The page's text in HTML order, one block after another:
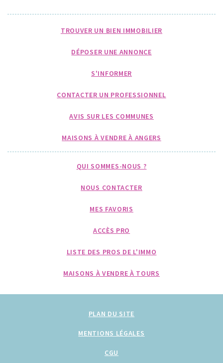
TROUVER UN BIEN IMMOBILIER
DÉPOSER UNE ANNONCE
S'INFORMER
CONTACTER UN PROFESSIONNEL
AVIS SUR LES COMMUNES
MAISONS À VENDRE À ANGERS
QUI SOMMES-NOUS ?
NOUS CONTACTER
MES FAVORIS
ACCÈS PRO
LISTE DES PROS DE L'IMMO
MAISONS À VENDRE À TOURS
PLAN DU SITE
MENTIONS LÉGALES
CGU